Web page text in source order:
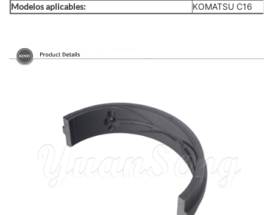
Modelos aplicables: KOMATSU C16